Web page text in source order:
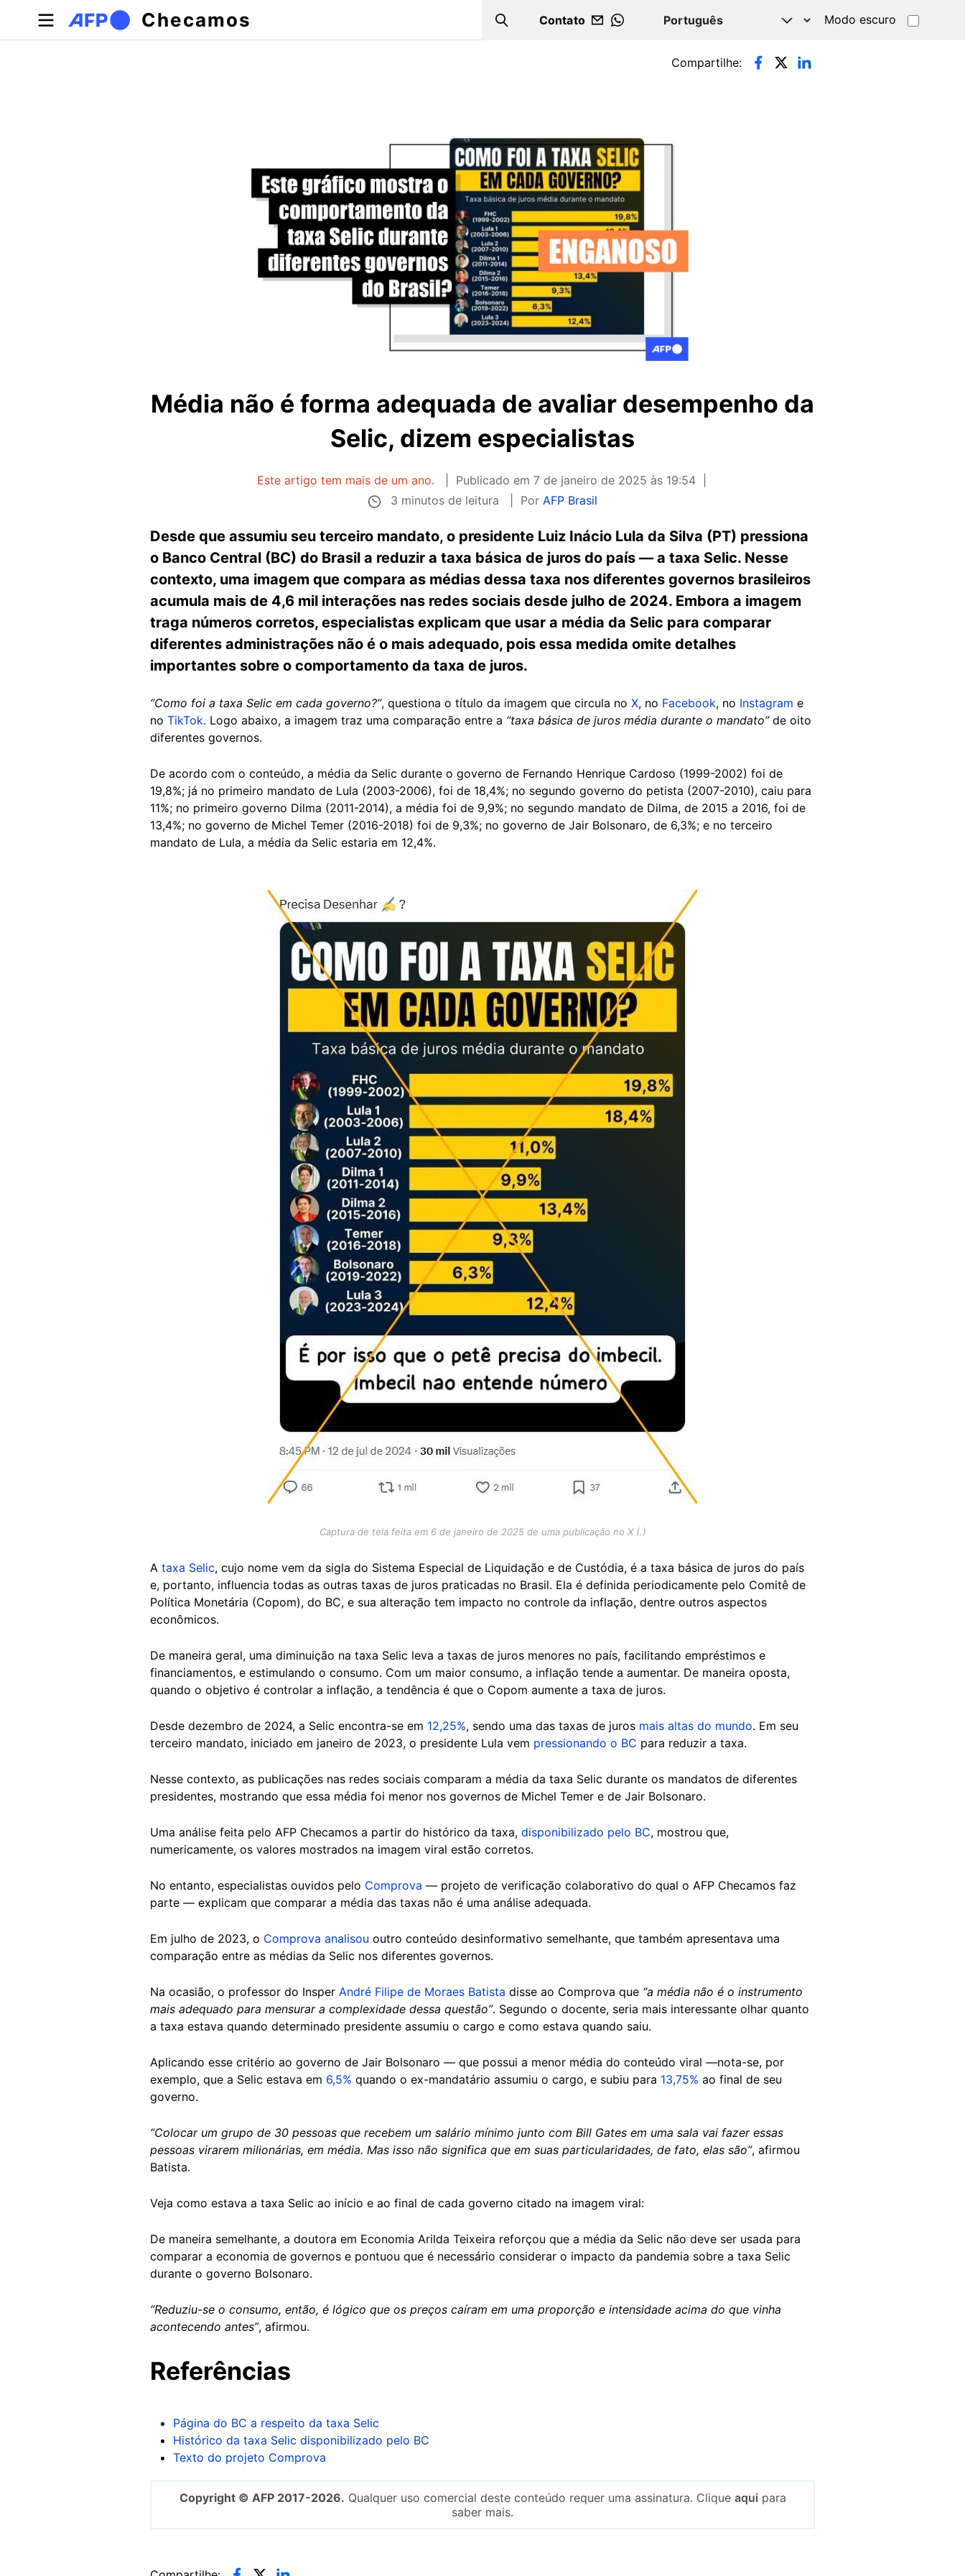
Pular para o conteúdo principal
Checamos Search
Contato
WHATSAPP
Modo escuro
Abas primárias Compartilhe:
Média não é forma adequada de avaliar desempenho da
Selic, dizem especialistas
Este artigo tem mais de um ano. Publicado em 7 de janeiro de 2025 às 19:54
3 minutos de leitura
Por AFP Brasil
Desde que assumiu seu terceiro mandato, o presidente Luiz Inácio Lula da Silva (PT) pressiona
o Banco Central (BC) do Brasil a reduzir a taxa básica de juros do país — a taxa Selic. Nesse
contexto, uma imagem que compara as médias dessa taxa nos diferentes governos brasileiros
acumula mais de 4,6 mil interações nas redes sociais desde julho de 2024. Embora a imagem
traga números corretos, especialistas explicam que usar a média da Selic para comparar
diferentes administrações não é o mais adequado, pois essa medida omite detalhes
importantes sobre o comportamento da taxa de juros.
“Como foi a taxa Selic em cada governo?”, questiona o título da imagem que circula no X, no Facebook, no Instagram e
no TikTok. Logo abaixo, a imagem traz uma comparação entre a “taxa básica de juros média durante o mandato” de oito
diferentes governos.
De acordo com o conteúdo, a média da Selic durante o governo de Fernando Henrique Cardoso (1999-2002) foi de
19,8%; já no primeiro mandato de Lula (2003-2006), foi de 18,4%; no segundo governo do petista (2007-2010), caiu para
11%; no primeiro governo Dilma (2011-2014), a média foi de 9,9%; no segundo mandato de Dilma, de 2015 a 2016, foi de
13,4%; no governo de Michel Temer (2016-2018) foi de 9,3%; no governo de Jair Bolsonaro, de 6,3%; e no terceiro
mandato de Lula, a média da Selic estaria em 12,4%.
Captura de tela feita em 6 de janeiro de 2025 de uma publicação no X (.)
A taxa Selic, cujo nome vem da sigla do Sistema Especial de Liquidação e de Custódia, é a taxa básica de juros do país
e, portanto, influencia todas as outras taxas de juros praticadas no Brasil. Ela é definida periodicamente pelo Comitê de
Política Monetária (Copom), do BC, e sua alteração tem impacto no controle da inflação, dentre outros aspectos
econômicos.
De maneira geral, uma diminuição na taxa Selic leva a taxas de juros menores no país, facilitando empréstimos e
financiamentos, e estimulando o consumo. Com um maior consumo, a inflação tende a aumentar. De maneira oposta,
quando o objetivo é controlar a inflação, a tendência é que o Copom aumente a taxa de juros.
Desde dezembro de 2024, a Selic encontra-se em 12,25%, sendo uma das taxas de juros mais altas do mundo. Em seu
terceiro mandato, iniciado em janeiro de 2023, o presidente Lula vem pressionando o BC para reduzir a taxa.
Nesse contexto, as publicações nas redes sociais comparam a média da taxa Selic durante os mandatos de diferentes
presidentes, mostrando que essa média foi menor nos governos de Michel Temer e de Jair Bolsonaro.
Uma análise feita pelo AFP Checamos a partir do histórico da taxa, disponibilizado pelo BC, mostrou que,
numericamente, os valores mostrados na imagem viral estão corretos.
No entanto, especialistas ouvidos pelo Comprova — projeto de verificação colaborativo do qual o AFP Checamos faz
parte — explicam que comparar a média das taxas não é uma análise adequada.
Em julho de 2023, o Comprova analisou outro conteúdo desinformativo semelhante, que também apresentava uma
comparação entre as médias da Selic nos diferentes governos.
Na ocasião, o professor do Insper André Filipe de Moraes Batista disse ao Comprova que “a média não é o instrumento
mais adequado para mensurar a complexidade dessa questão”. Segundo o docente, seria mais interessante olhar quanto
a taxa estava quando determinado presidente assumiu o cargo e como estava quando saiu.
Aplicando esse critério ao governo de Jair Bolsonaro — que possui a menor média do conteúdo viral —nota-se, por
exemplo, que a Selic estava em 6,5% quando o ex-mandatário assumiu o cargo, e subiu para 13,75% ao final de seu
governo.
“Colocar um grupo de 30 pessoas que recebem um salário mínimo junto com Bill Gates em uma sala vai fazer essas
pessoas virarem milionárias, em média. Mas isso não significa que em suas particularidades, de fato, elas são”, afirmou
Batista.
Veja como estava a taxa Selic ao início e ao final de cada governo citado na imagem viral:
De maneira semelhante, a doutora em Economia Arilda Teixeira reforçou que a média da Selic não deve ser usada para
comparar a economia de governos e pontuou que é necessário considerar o impacto da pandemia sobre a taxa Selic
durante o governo Bolsonaro.
“Reduziu-se o consumo, então, é lógico que os preços caíram em uma proporção e intensidade acima do que vinha
acontecendo antes”, afirmou.
Referências
Página do BC a respeito da taxa Selic
Histórico da taxa Selic disponibilizado pelo BC
Texto do projeto Comprova
Copyright © AFP 2017-2026. Qualquer uso comercial deste conteúdo requer uma assinatura. Clique aqui para
saber mais.